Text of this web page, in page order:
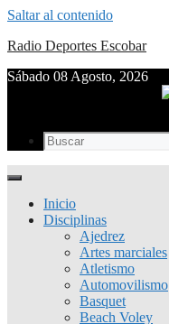
Saltar al contenido
Radio Deportes Escobar
Sábado 08 Agosto, 2026
Inicio
Disciplinas
Ajedrez
Artes marciales
Atletismo
Automovilismo
Basquet
Beach Voley